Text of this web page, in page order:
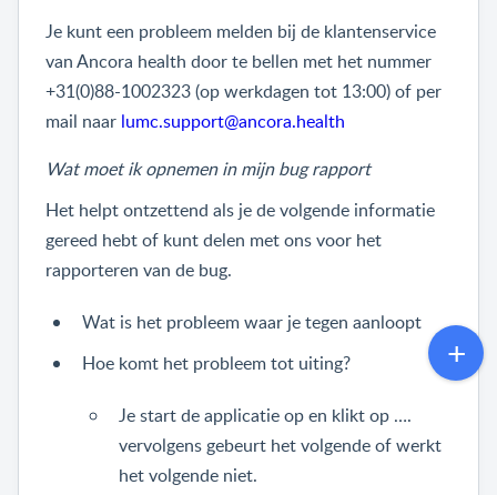
Je kunt een probleem melden bij de klantenservice
van Ancora health door te bellen met het nummer
+31(0)88-1002323 (op werkdagen tot 13:00) of per
mail naar lumc.support@ancora.health
Wat moet ik opnemen in mijn bug rapport
Het helpt ontzettend als je de volgende informatie
gereed hebt of kunt delen met ons voor het
rapporteren van de bug.
Wat is het probleem waar je tegen aanloopt
Hoe komt het probleem tot uiting?
Je start de applicatie op en klikt op ….
vervolgens gebeurt het volgende of werkt
het volgende niet.